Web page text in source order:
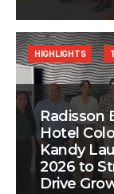
Radisson
Hotel
Kandy
2026 to
Drive
HIGHLIGHTS